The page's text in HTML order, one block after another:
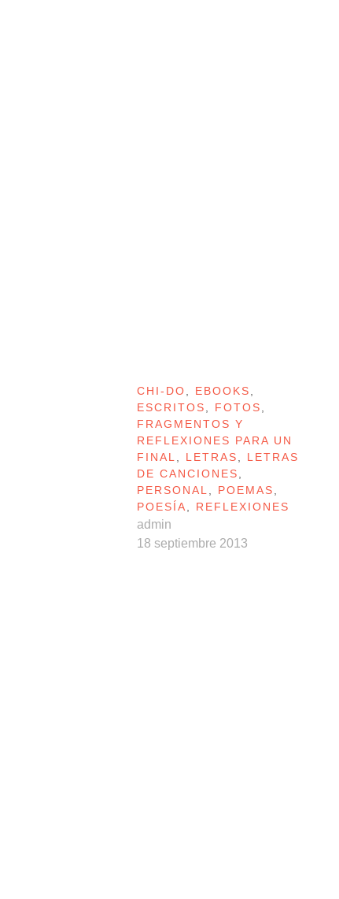
CHI-DO EBOOKS
ESCRITOS
FOTOS
FRAGMENTOS Y
REFLEXIONES PARA UN
FINAL
LETRAS
LETRAS
DE CANCIONES
PERSONAL
POEMAS
POESÍA
REFLEXIONES
admin
18 septiembre 2013